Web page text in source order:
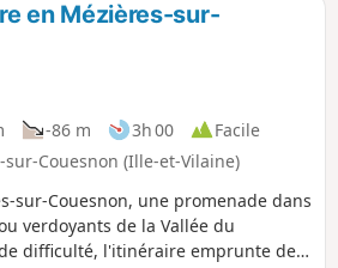
en Mézières-sur-
-86 m 3h 00
Facile
Couesnon (Ille-et-Vilaine)
sur-Couesnon, une promenade dans
verdoyants de la Vallée du
difficulté, l'itinéraire emprunte des